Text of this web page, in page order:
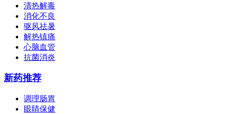
清热解毒
消化不良
驱风祛暑
解热镇痛
心脑血管
抗菌消炎
新药推荐
调理肠胃
眼睛保健